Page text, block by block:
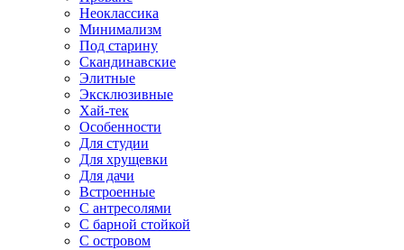
Неоклассика
Минимализм
Под старину
Скандинавские
Элитные
Эксклюзивные
Хай-тек
Особенности
Для студии
Для хрущевки
Для дачи
Встроенные
С антресолями
С барной стойкой
С островом